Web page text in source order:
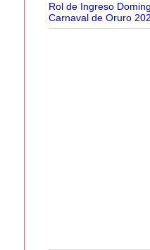
Rol de Ingreso
Carnaval de Oruro